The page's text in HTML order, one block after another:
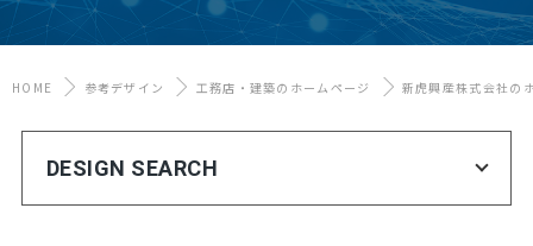
HOME 参考デザイン 工務店・建築のホームページ 新虎興産株式会社の
DESIGN SEARCH